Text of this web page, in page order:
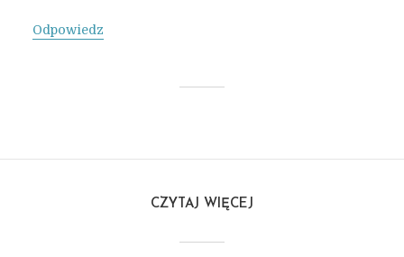
Odpowiedz
CZYTAJ WIĘCEJ